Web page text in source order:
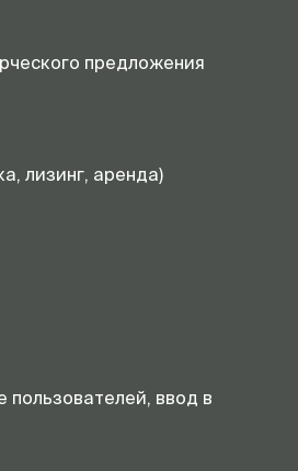
предложения
лизинг, аренда)
пользователей, ввод в